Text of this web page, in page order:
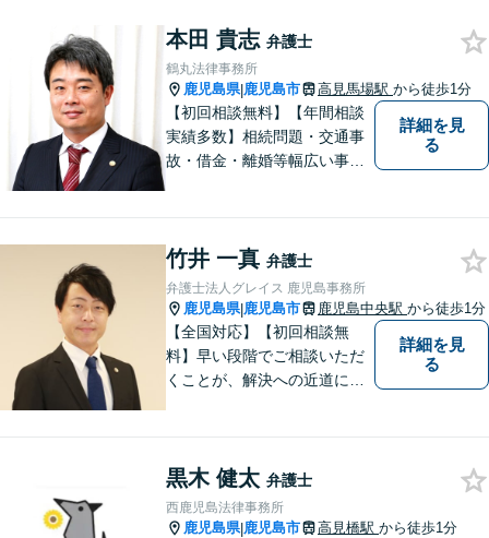
いく解決になるよう、精一杯
尽力いたします。【対応分野
多数！】
本田 貴志 弁護士
鶴丸法律事務所
鹿児島県|鹿児島市 高見馬場駅 から徒歩1分
【初回相談無料】【年間相談
実績多数】相続問題・交通事
故・借金・離婚等幅広い事件
す。困ったらすぐにご相談く
ださい。
詳細を見
る
竹井 一真 弁護士
弁護士法人グレイス 鹿児島事務所
鹿児島県|鹿児島市 鹿児島中央駅 から徒歩1分
【全国対応】【初回相談無
料】早い段階でご相談いただ
くことが、解決への近道にな
どんなご相談でも、どうぞお
気軽にお声がけください。
【電話・WEB相談も対応可
詳細を見
る
黒木 健太 弁護士
西鹿児島法律事務所
鹿児島県|鹿児島市 高見橋駅 から徒歩1分